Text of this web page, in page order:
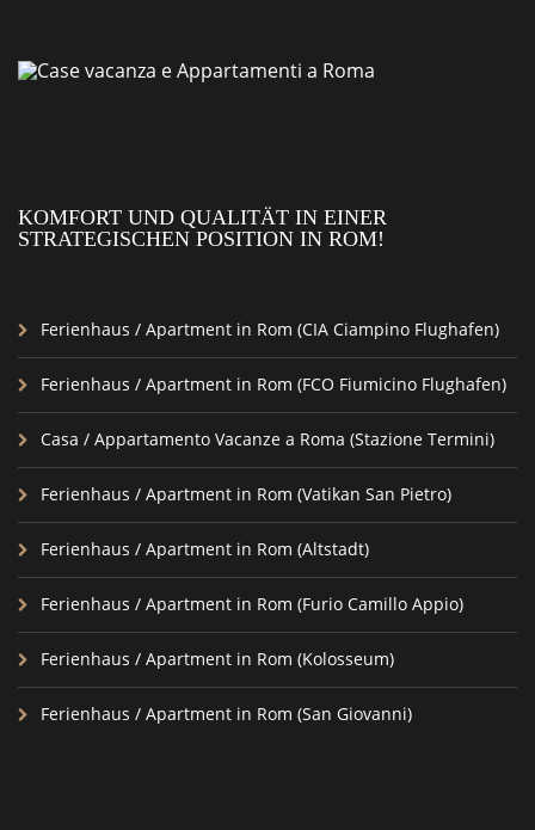
KOMFORT UND QUALITÄT IN EINER
STRATEGISCHEN POSITION IN ROM!
Ferienhaus / Apartment in Rom (CIA Ciampino Flughafen)
Ferienhaus / Apartment in Rom (FCO Fiumicino Flughafen)
Casa / Appartamento Vacanze a Roma (Stazione Termini)
Ferienhaus / Apartment in Rom (Vatikan San Pietro)
Ferienhaus / Apartment in Rom (Altstadt)
Ferienhaus / Apartment in Rom (Furio Camillo Appio)
Ferienhaus / Apartment in Rom (Kolosseum)
Ferienhaus / Apartment in Rom (San Giovanni)